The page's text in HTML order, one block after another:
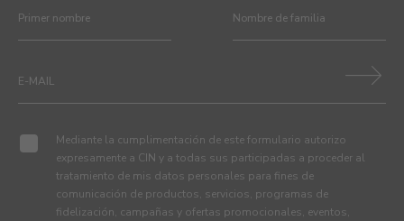
Mediante la cumplimentación de este formulario autorizo
expresamente a CIN y a todas sus participadas a proceder al
tratamiento de mis datos personales para fines de
comunicación de productos, servicios, programas de
fidelización, campañas y ofertas promocionales, eventos,